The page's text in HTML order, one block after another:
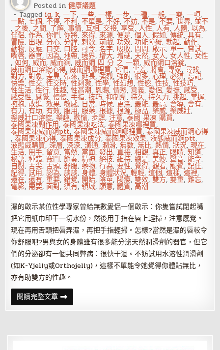
吉
避
兇
Posted in健康議題
Tagged ig, k,一下,一些,一樣,一步,一種,一般,一雙,一項,
一點,七個,不停,不利,不單是,不好,不妨,不是,不要,世界,並不
, 之後, 之間, 了解,事情,互相, 交接,享受,人性,人有,人體,以為,
伴侶,作為,你們,你將,來得,來源,便是,個人,假如,傳統,具有,
冒險, 出現,分心,分鐘,刺激,前戲,功效,功能障礙,勃起,動作,
動物, 反應, 口交, 口腔,可令,名字, 吸收, 問問,啟示,單一, 嘗試,
嘴唇,器官, 因為,地帶,境界,增大,增硬, 天然,女人,女人性,女性
,如何,威而,威而鋼,威而鋼 四 分 之 一顆,威而鋼口溶錠,
威而鋼口溶錠心得,威而鋼哪裡買, 它們,害羞,將會,專家,尋找,
對方,對象,差異,帶來,延長,強烈,強的,很多,心理,必須,忘記,
快樂,性交,性交時,性刺激,性學,性幻想,性慾,性技,性技巧,
性生活,性行,性趣,性高潮, 恩賜,情慾, 意義, 愛侶, 愛撫,感受,
感受性,感覺,慢慢,手指,技巧,抑制劑,持久,持久力,挑起,掌握,
擁抱, 改進,效果,敏感, 日常, 時候, 更深,最能,最高, 會導, 會有,
有力,有助,有效,服用,服藥,根據,根源,極品,樂威,樂威壯,
樂威壯口溶錠,樂趣,歡愉,步驟, 注意,泰國 果凍 購買,
泰國果凍副作用,泰國果凍吃法,泰國果凍哪裡買,
泰國果凍威而鋼ptt,泰國果凍威而鋼哪裡買,泰國果凍威而鋼心得
,泰國果凍心得,泰國果凍成分,泰國果凍效果,液態威而鋼ptt,
液態威購買,深層,深深,溝通,潤滑,無數,無比,熱情,狀況,現在,
生活, 用手, 留意, 當然, 當面,發出,直接,相觀,真正, 眼睛,知道,
秘訣,種錯,竅門,節奏,精神,絕技,維持,總是,美妙,聲音, 能令,
自慰,舌尖,舌頭,舒服,藥物,行為,要性, 覺得,觀看,觸覺,記住,
記得,試用,認為,談談,身體,身體狀況,輕輕,這個,這樣,這裡,
還在,還有,重要,錯覺, 開始, 陰莖, 陽痿,雙效,雙方,雙重,難忘,
電影, 需要,面對,須有,領域,願意,體質,高潮
濕的啟示某位性學專家曾給無數愛侶一個啟示：你隻嘗試閉起嘴
把它用紙巾印干一切水份，然後用手指在唇上輕掃，注意感覺。
現在再用舌頭把唇弄濕，再把手指輕掃。怎樣?當然是濕的唇較令
你舒服吧?男與女的身體雖有很多能分泌天然潤滑劑的器官，但它
們的分泌卻有一個共同弊病：很快干涸。不妨試用水溶性潤滑劑
(如K-Yjelly或Orthojelly)，這樣不單能令她覺得你體貼無比，
亦有助雙方的性趣。
閱讀完整文章讓
她
享
高